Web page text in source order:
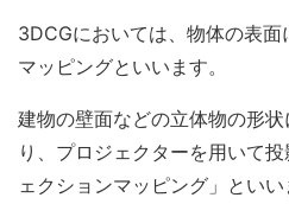
3DCGにおいては、物体の表
マッピングといいます。
建物の壁面などの立体物の形
り、プロジェクターを用いて
ェクションマッピング」といい